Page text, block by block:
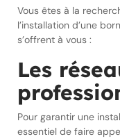
Vous êtes à la
l’installation d’une
s’offrent à vous :
Les
Pour garantir une
essentiel de faire